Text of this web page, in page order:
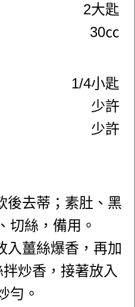
2大匙
30㏄
1/4小匙
少許
少許
後去蒂；素肚、黑
切絲，備用。
入薑絲爆香，再加
炒香，接著放入
勻。